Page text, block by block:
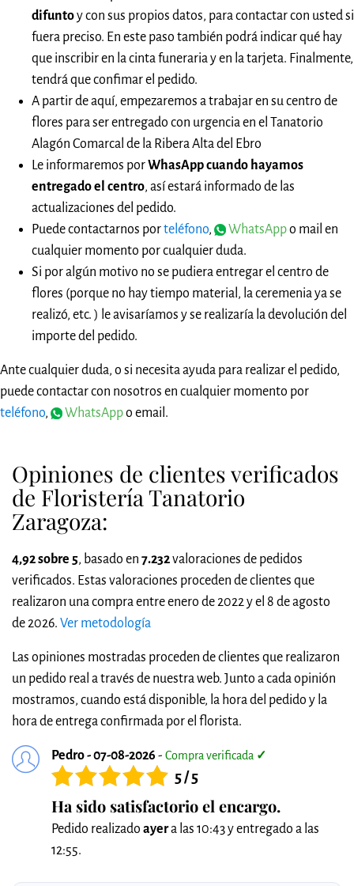
difuntoy con sus propios datos, para contactar con usted si
fuera preciso. En este paso también podrá indicar qué hay
que inscribir en la cinta funeraria y en la tarjeta. Finalmente,
tendrá que confimar el pedido.
A partir de aquí, empezaremos a trabajar en su centro de
flores para ser entregado con urgencia en el Tanatorio
Alagón Comarcal de la Ribera Alta del Ebro
Le informaremos porWhasApp cuando hayamos
entregado el centro, así estará informado de las
actualizaciones del pedido.
Puede contactarnos porteléfono, WhatsAppo mail en
cualquier momento por cualquier duda.
Si por algún motivo no se pudiera entregar el centro de
flores (porque no hay tiempo material, la ceremenia ya se
realizó, etc. ) le avisaríamos y se realizaría la devolución del
importe del pedido.
Ante cualquier duda, o si necesita ayuda para realizar el pedido,
puede contactar con nosotros en cualquier momento por
teléfono, WhatsAppo email.
Opiniones de clientes verificados
de Floristería Tanatorio
Zaragoza:
4,92 sobre 5, basado en 7.232valoraciones de pedidos
verificados. Estas valoraciones proceden de clientes que
realizaron una compra entre enero de 2022 y el 8 de agosto
de 2026. Ver metodología
Las opiniones mostradas proceden de clientes que realizaron
un pedido real a través de nuestra web. Junto a cada opinión
mostramos, cuando está disponible, la hora del pedido y la
hora de entrega confirmada por el florista.
Pedro - 07-08-2026 - Compra verificada ✓
5 / 5
Ha sido satisfactorio el encargo.
Pedido realizado ayera las 10:43 y entregado a las
12:55.